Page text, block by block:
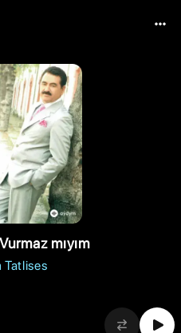
mıyım
Tatlises